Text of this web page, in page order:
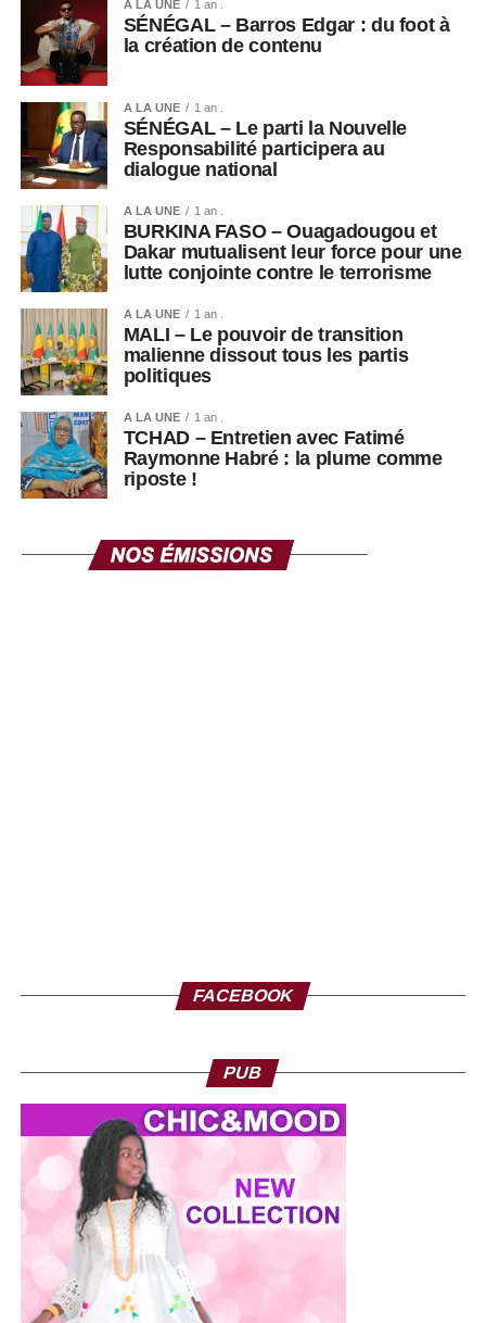
De leur côté, les autorités assurent que les institutions
continueront de fonctionner normalement durant
l’absence du président et que les affaires de l’État se
poursuivront sans interruption.
Cet épisode illustre néanmoins les fortes tensions
politiques persistantes en Guinée, où les appels à un
retour à un ordre constitutionnel pleinement démocratique
continuent d’alimenter le débat public.
A LA UNE 1 an .
SÉNÉGAL – Barros Edgar : du foot à
la création de contenu
A LA UNE 1 an .
SÉNÉGAL – Le parti la Nouvelle
Responsabilité participera au
dialogue national
A LA UNE 1 an .
BURKINA FASO – Ouagadougou et
Dakar mutualisent leur force pour une
lutte conjointe contre le terrorisme
A LA UNE 1 an .
MALI – Le pouvoir de transition
malienne dissout tous les partis
politiques
A LA UNE 1 an .
TCHAD – Entretien avec Fatimé
Raymonne Habré : la plume comme
riposte !
FACEBOOK
PUB